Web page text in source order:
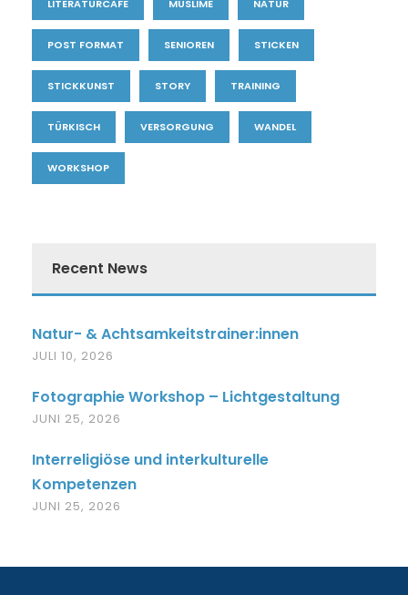
LITERATURCAFE MUSLIME NATUR
POST FORMAT SENIOREN STICKEN
STICKKUNST STORY TRAINING
TÜRKISCH VERSORGUNG WANDEL
WORKSHOP
Recent News
Natur- & Achtsamkeitstrainer:innen
JULI 10, 2026
Fotographie Workshop – Lichtgestaltung
JUNI 25, 2026
Interreligiöse und interkulturelle
Kompetenzen
JUNI 25, 2026